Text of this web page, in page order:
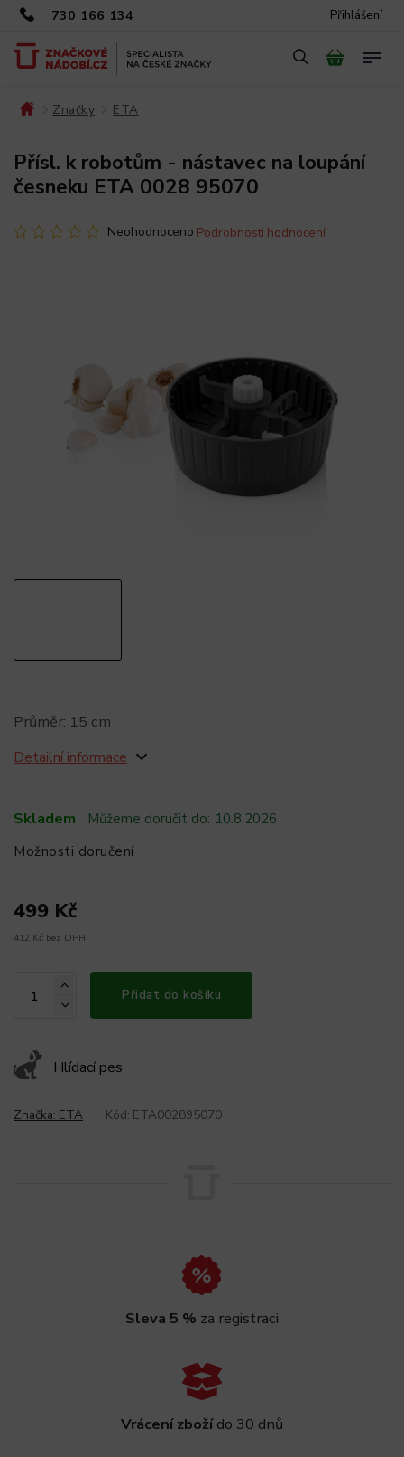
730 166 134 Přihlášení
Značky ETA
Přísl. k robotům - nástavec na loupání
česneku ETA 0028 95070
Neohodnoceno Podrobnosti hodnocení
Skladem Můžeme doručit do: 10.8.2026
Možnosti doručení
499 Kč
412 Kč bez DPH
Přidat do košíku
Hlídací pes
Průměr: 15 cm
Detailní informace
Značka: ETA Kód: ETA002895070
Sleva 5 % za registraci
Vrácení zbožído 30 dnů